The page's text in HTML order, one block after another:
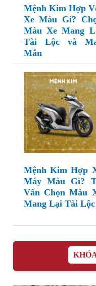
Mệnh Kim Hợp
Xe Màu Gì?
Màu Xe Mang
Tài Lộc và
Mắn
Mệnh Kim Hợp
Máy Màu Gì?
Vấn Chọn Màu
Mang Lại Tài Lộc